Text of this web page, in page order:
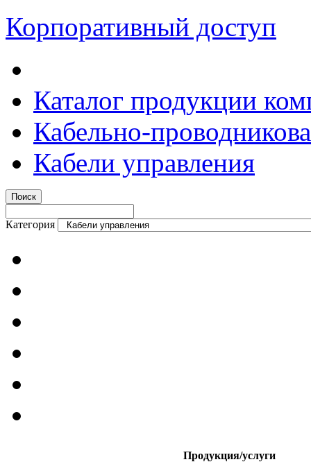
Корпоративный доступ
Каталог продукции
Кабельно-
Кабели управления
Категория
Продукция/услуги